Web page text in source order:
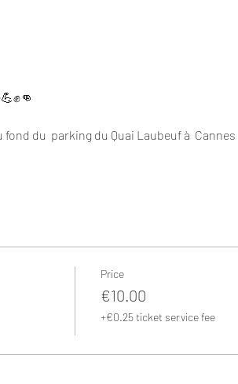
du  parking du Quai Laubeuf à  Cannes
Price
€10.00
+€0.25 ticket service fee